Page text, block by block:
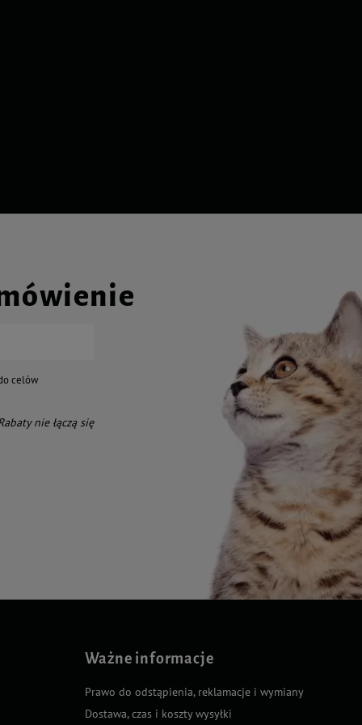
celów
nie łączą się
Ważne informacje
Prawo do odstąpienia, reklamacje i wymiany
Dostawa, czas i koszty wysyłki